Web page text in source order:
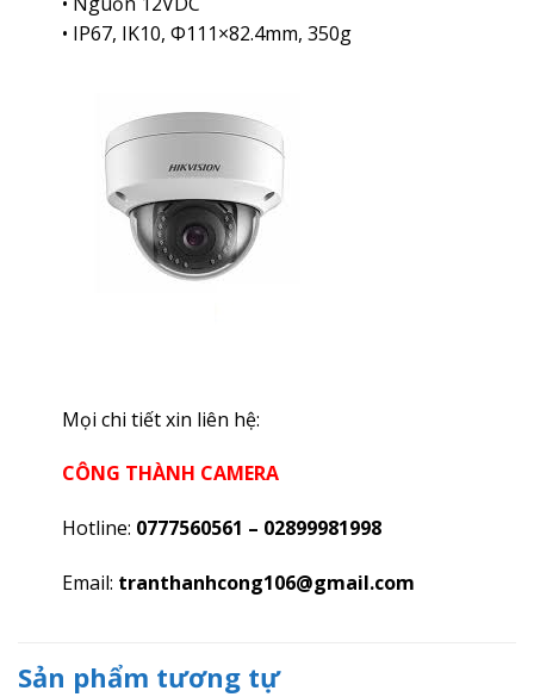
• IP67, IK10, Φ111×82.4mm, 350g
Mọi chi tiết xin liên hệ:
CÔNG THÀNH CAMERA
Hotline: 0777560561 – 02899981998
Email: tranthanhcong106@gmail.com
Sản phẩm tương tự